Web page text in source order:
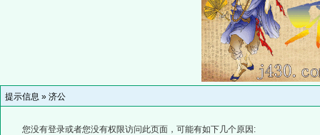
提示信息 » 济公
您没有登录或者您没有权限访问此页面，可能有如下几个原因: